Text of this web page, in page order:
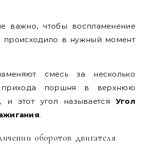
важно, чтобы воспламенение
происходило в нужный момент
смесь за несколько
поршня в верхнюю
и этот угол называется Угол
.
оборотов двигателя